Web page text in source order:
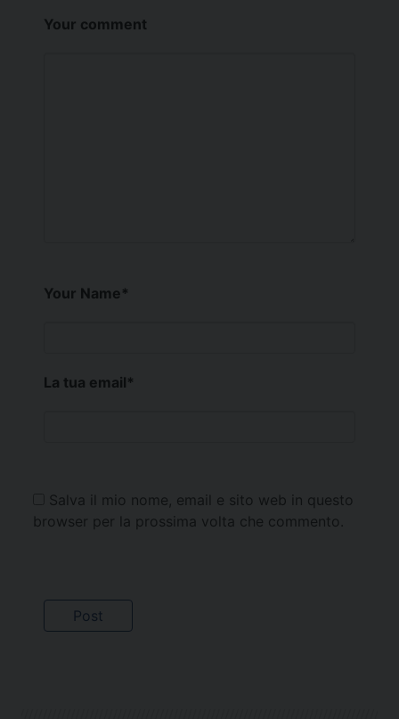
Your comment
Your Name*
La tua email*
Salva il mio nome, email e sito web in questo
browser per la prossima volta che commento.